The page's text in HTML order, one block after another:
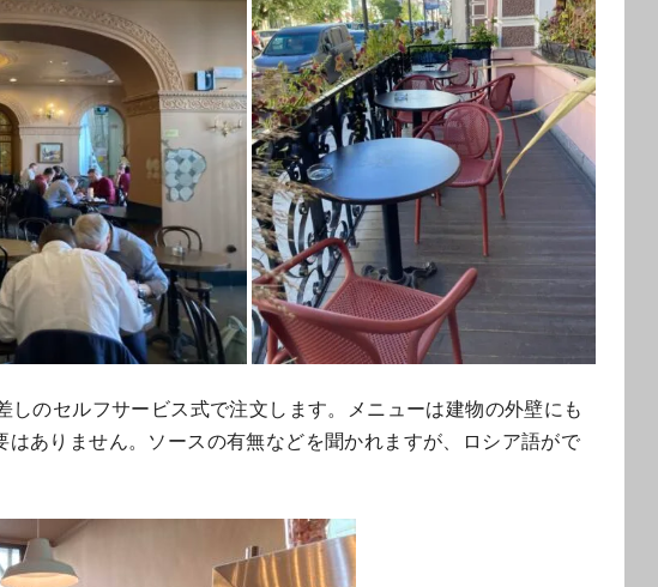
のセルフサービス式で注文します。メニューは建物の外壁にも
ありません。ソースの有無などを聞かれますが、ロシア語がで